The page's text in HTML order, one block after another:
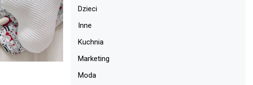
Dzieci
Inne
Kuchnia
Marketing
Moda